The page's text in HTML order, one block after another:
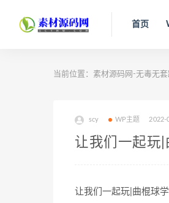
首页
当前位置： 素材源码网-无毒无
scy WP主题 2022-
让我们一起玩
让我们一起玩|曲棍球